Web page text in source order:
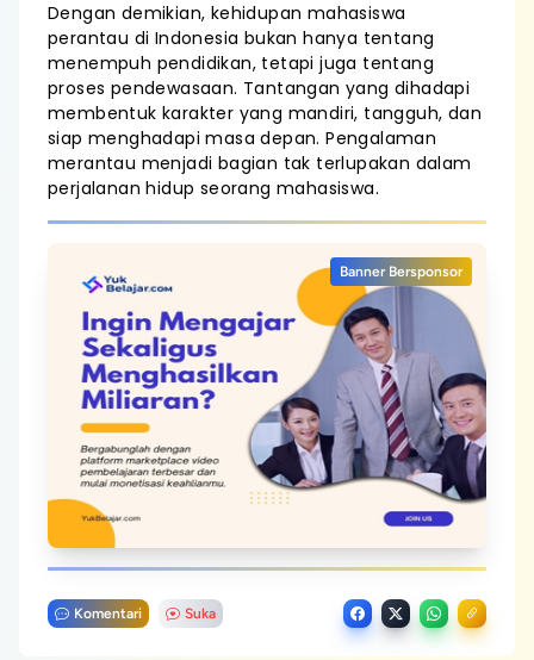
Dengan demikian, kehidupan mahasiswa
perantau di Indonesia bukan hanya tentang
menempuh pendidikan, tetapi juga tentang
proses pendewasaan. Tantangan yang dihadapi
membentuk karakter yang mandiri, tangguh, dan
siap menghadapi masa depan. Pengalaman
merantau menjadi bagian tak terlupakan dalam
perjalanan hidup seorang mahasiswa.
Banner Bersponsor
Komentari Suka